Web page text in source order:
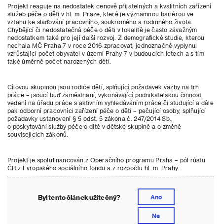
Projekt reaguje na nedostatek cenově přijatelných a kvalitních zařízení
služeb péče o děti v hl. m. Praze, které je významnou bariérou ve
vztahu ke slaďování pracovního, soukromého a rodinného života.
Chybějící či nedostatečná péče o děti v lokalitě je často závažným
nedostatkem také pro její další rozvoj. Z demografické studie, kterou
nechala MČ Praha 7 v roce 2016 zpracovat, jednoznačně vyplynul
vzrůstající počet obyvatel v území Prahy 7 v budoucích letech a s tím
také úměrně počet narozených dětí.
Cílovou skupinou jsou rodiče dětí, splňující požadavek vazby na trh
práce – jsoucí buď zaměstnaní, vykonávající podnikatelskou činnost,
vedení na úřadu práce s aktivním vyhledáváním práce či studující a dále
pak odborní pracovníci zařízení péče o děti – pečující osoby, splňující
požadavky ustanovení § 5 odst. 5 zákona č. 247/2014 Sb.,
o poskytování služby péče o dítě v dětské skupině a o změně
souvisejících zákonů.
Projekt je spolufinancován z Operačního programu Praha – pól růstu
ČR z Evropského sociálního fondu a z rozpočtu hl. m. Prahy.
Byl tento článek užitečný? Ano
Ne